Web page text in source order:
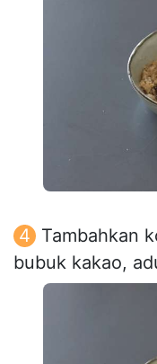
Tambahkan
bubuk kakao,